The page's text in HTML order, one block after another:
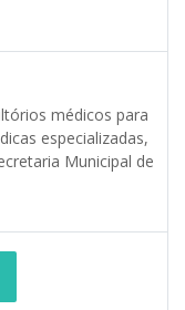
médicos para
especializadas,
Municipal de